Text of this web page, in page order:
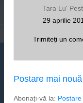
Tara Lu'
29 aprilie
Trimiteți un
Postare mai nouă
Abonați-vă la: